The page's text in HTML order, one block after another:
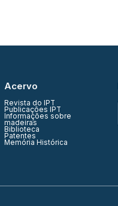
Acervo
Revista do IPT
Publicações IPT
Informações sobre
madeiras
Biblioteca
Patentes
Memória Histórica